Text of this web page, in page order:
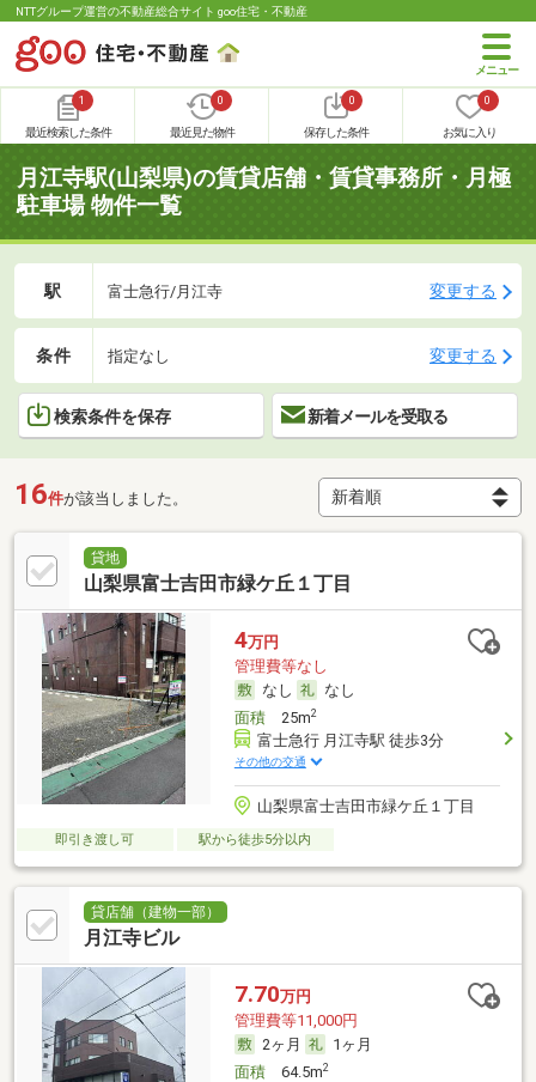
NTTグループ運営の不動産総合サイト goo住宅・不動産
1
最近検索した条件
0
最近見た物件
0
保存した条件
0
お気に入り
月江寺駅(山梨県)の賃貸店舗・賃貸事務所・月極
駐車場 物件一覧
駅 富士急行/月江寺 変更する
条件 指定なし 変更する
検索条件を保存 新着メールを受取る
16件が該当しました。
貸地
山梨県富士吉田市緑ケ丘１丁目
4万円
管理費等なし
なし
なし
面積25m2
富士急行 月江寺駅 徒歩3分
その他の交通
山梨県富士吉田市緑ケ丘１丁目
即引き渡し可 駅から徒歩5分以内
貸店舗（建物一部）
月江寺ビル
7.70万円
管理費等11,000円
2ヶ月
1ヶ月
面積64.5m2